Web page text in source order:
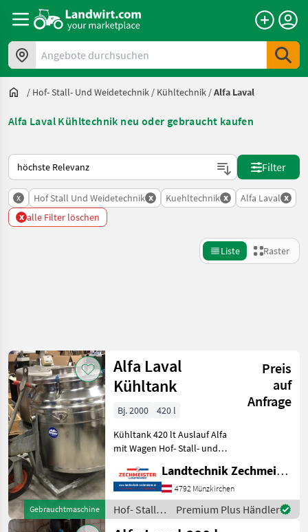
Angebote durchsuchen
/ Hof- Stall- Und Weidetechnik / Kühltechnik /Alfa Laval
Alfa Laval Kühltechnik neu oder gebraucht kaufen
So wird auf Landwirt.com sortiert
Filter
x Hof Stall Und Weidetechnik x Kuehltechnik x Alfa Laval x
x alle Filter löschen
Liste Raster
Kategorie 4 Land Filter
AKTUELLER
PFAD
Landtechnik
Hof Stall Und
Weidetechnik
Kuehltechnik
Alfa
Laval
Zurücksetzen
6
Ergebnisse
anzeigen
Gebrauchtmaschine
Alfa Laval
Kühltank
Preis
auf
Anfrage
Bj. 2000
420 l
Kühltank 420 lt Auslauf Alfa
mit Wagen Hof- Stall- und
Landtechnik Zechmeister GmbH & Co KG
4792 Münzkirchen
Hof- Stall-
und
Premium Plus Händler